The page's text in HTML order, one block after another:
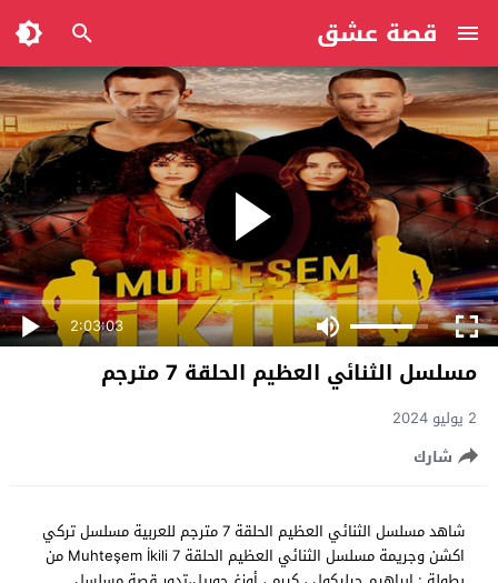
قصة عشق
2:03:03
مسلسل الثنائي العظيم الحلقة 7 مترجم
2 يوليو 2024
شارك
شاهد مسلسل الثنائي العظيم الحلقة 7 مترجم للعربية مسلسل تركي
اكشن وجريمة مسلسل الثنائي العظيم الحلقة 7 Muhteşem İkili من